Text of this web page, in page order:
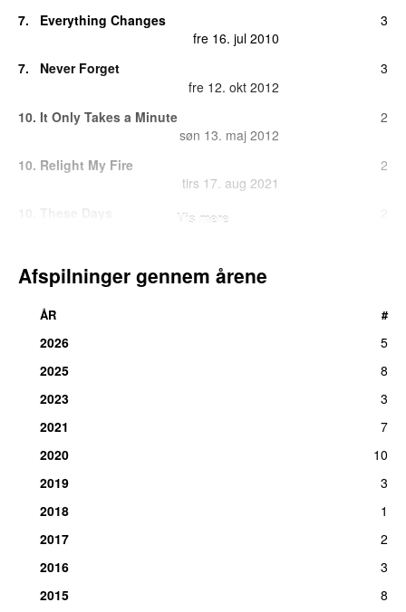
7.
Everything Changes
fre 16. jul 2010
3
7.
Never Forget
fre 12. okt 2012
3
10. It Only Takes a Minute
søn 13. maj 2012
2
10. Relight My Fire
tirs 17. aug 2021
2
tors 27. feb 2014
Could It Be Magic
1
Rule the World
1
Shine
1
Vis mere
Afspilninger gennem årene
ÅR #
2026
5
2025
8
2023
3
2021
7
2020
10
2019
3
2018
1
2017
2
2016
3
2015
8